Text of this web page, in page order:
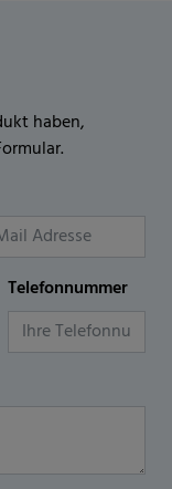
haben,
Telefonnummer